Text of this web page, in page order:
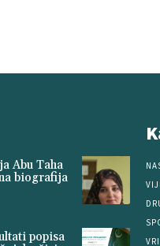
Abu Taha
biografija
popisa